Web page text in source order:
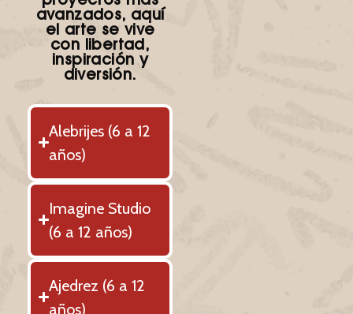
avanzados, aquí
el arte se vive
con libertad,
inspiración y
diversión.
Alebrijes (6 a 12
años)
Imagine Studio
(6 a 12 años)
Ajedrez (6 a 12
años)